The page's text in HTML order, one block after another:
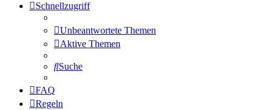
Schnellzugriff
Unbeantwortete Themen
Aktive Themen
Suche
FAQ
Regeln